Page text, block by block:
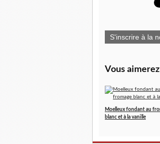
S'inscrire à la
Vous
Moelleux fondant au
blanc et à la vanille